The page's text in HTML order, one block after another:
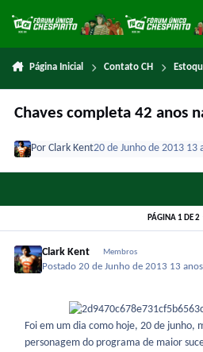
Página Inicial Contato CH
Chaves completa 42 anos
PorClark Kent20 de Junho de 2013 13
PÁGINA 1 DE 2
Clark Kent Membros
Postado20 de Junho de 2013 13 anos
Foi em um dia como hoje, 20 de junho,
personagem do programa de maior